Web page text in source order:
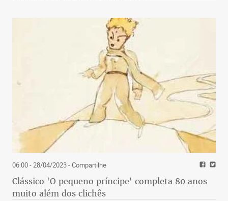
06:00 - 28/04/2023- Compartilhe
Clássico 'O pequeno príncipe' completa 80 anos
muito além dos clichês